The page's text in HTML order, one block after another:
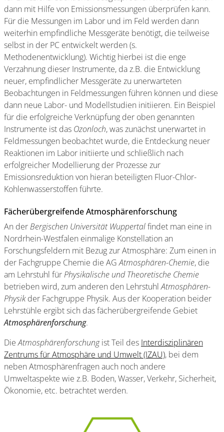
dann mit Hilfe von Emissionsmessungen überprüfen kann.
Für die Messungen im Labor und im Feld werden dann
weiterhin empfindliche Messgeräte benötigt, die teilweise
selbst in der PC entwickelt werden (s.
Methodenentwicklung). Wichtig hierbei ist die enge
Verzahnung dieser Instrumente, da z.B. die Entwicklung
neuer, empfindlicher Messgeräte zu unerwarteten
Beobachtungen in Feldmessungen führen können und diese
dann neue Labor- und Modellstudien initiieren. Ein Beispiel
für die erfolgreiche Verknüpfung der oben genannten
Instrumente ist das Ozonloch, was zunächst unerwartet in
Feldmessungen beobachtet wurde, die Entdeckung neuer
Reaktionen im Labor initiierte und schließlich nach
erfolgreicher Modellierung der Prozesse zur
Emissionsreduktion von hieran beteiligten Fluor-Chlor-
Kohlenwasserstoffen führte.
Fächerübergreifende Atmosphärenforschung
An derBergischen Universität Wuppertalfindet man eine in
Nordrhein-Westfalen einmalige Konstellation an
Forschungsfeldern mit Bezug zur Atmosphäre: Zum einen in
der Fachgruppe Chemie die AGAtmosphären-Chemie, die
am Lehrstuhl fürPhysikalische und Theoretische Chemie
betrieben wird, zum anderen den LehrstuhlAtmosphären-
Physikder Fachgruppe Physik. Aus der Kooperation beider
Lehrstühle ergibt sich das fächerübergreifende Gebiet
Atmosphärenforschung.
DieAtmosphärenforschungist Teil des Interdisziplinären
Zentrums für Atmosphäre und Umwelt (IZAU), bei dem
neben Atmosphärenfragen auch noch andere
Umweltaspekte wie z.B. Boden, Wasser, Verkehr, Sicherheit,
Ökonomie, etc. betrachtet werden.